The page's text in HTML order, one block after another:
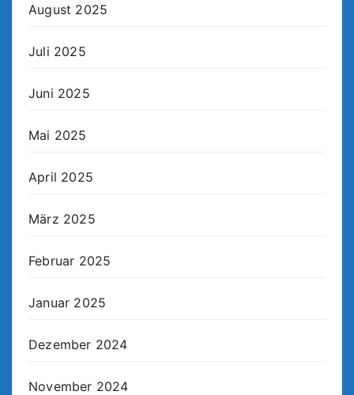
August 2025
Juli 2025
Juni 2025
Mai 2025
April 2025
März 2025
Februar 2025
Januar 2025
Dezember 2024
November 2024